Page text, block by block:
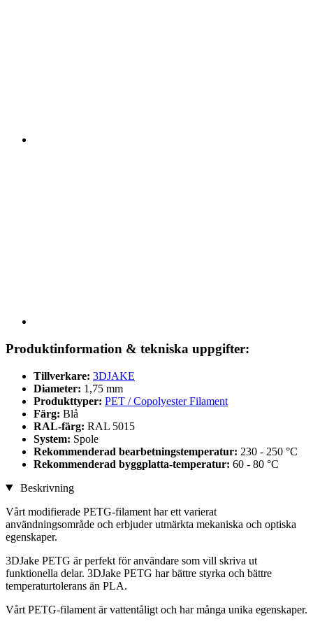
Produktinformation & tekniska uppgifter:
Tillverkare: 3DJAKE
Diameter: 1,75 mm
Produkttyper: PET / Copolyester Filament
Färg: Blå
RAL-färg: RAL 5015
System: Spole
Rekommenderad bearbetningstemperatur: 230 - 250 °C
Rekommenderad byggplatta-temperatur: 60 - 80 °C
Beskrivning
Vårt modifierade PETG-filament har ett varierat
användningsområde och erbjuder utmärkta mekaniska och optiska
egenskaper.
3DJake PETG är perfekt för användare som vill skriva ut
funktionella delar. 3DJake PETG har bättre styrka och bättre
temperaturtolerans än PLA.
Vårt PETG-filament är vattentåligt och har många unika egenskaper.